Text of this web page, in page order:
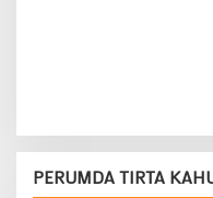
PERUMDA TIRTA